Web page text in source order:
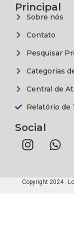
Principal
Sobre nós
Contato
Pesquisar
Categorias
Central de
Relatório de
Social
Copyright 2024 .